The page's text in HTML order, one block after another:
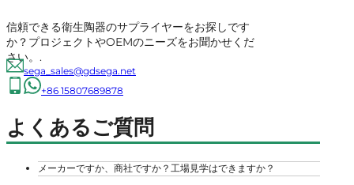
信頼できる衛生陶器のサプライヤーをお探しです
か？プロジェクトやOEMのニーズをお聞かせくだ
さい。.
sega_sales@gdsega.net
+86 15807689878
よくあるご質問
メーカーですか、商社ですか？工場見学はできますか？